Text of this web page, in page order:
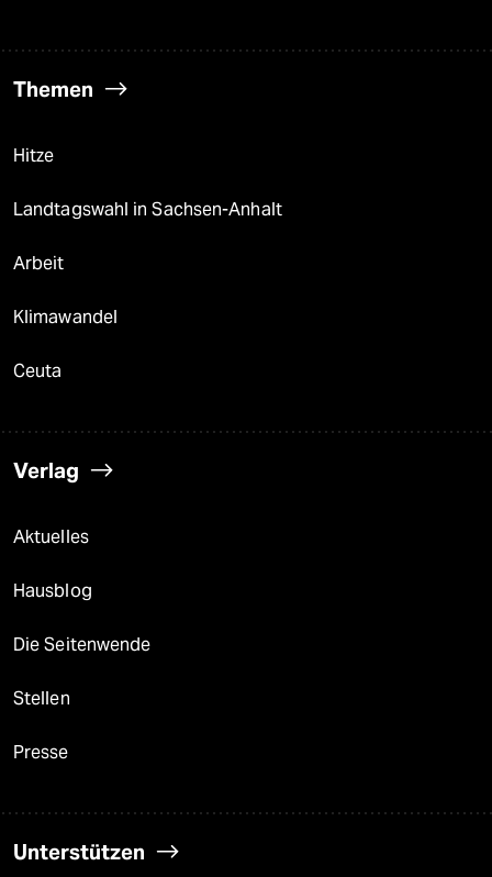
Themen
Hitze
Landtagswahl in Sachsen-Anhalt
Arbeit
Klimawandel
Ceuta
Verlag
Aktuelles
Hausblog
Die Seitenwende
Stellen
Presse
Unterstützen